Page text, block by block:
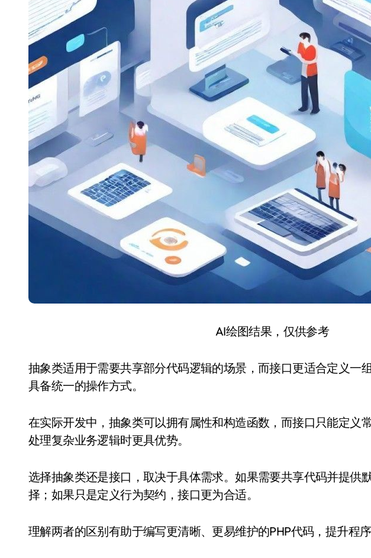
AI绘图结果，仅供参考
抽象类适用于需要共享部分代码逻辑的场景，而接口更适合定义一
具备统一的操作方式。
在实际开发中，抽象类可以拥有属性和构造函数，而接口只能定义
处理复杂业务逻辑时更具优势。
选择抽象类还是接口，取决于具体需求。如果需要共享代码并提供
择；如果只是定义行为契约，接口更为合适。
理解两者的区别有助于编写更清晰、更易维护的PHP代码，提升程